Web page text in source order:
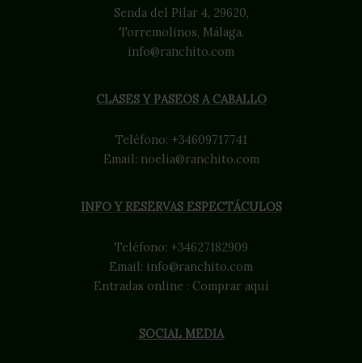
Senda del Pilar 4, 29620,
Torremolinos, Málaga.
info@ranchito.com
CLASES Y PASEOS A CABALLO
Teléfono: +34609717741
Email: noelia@ranchito.com
INFO Y RESERVAS ESPECTÁCULOS
Teléfono: +34627182909
Email: info@ranchito.com
Entradas online : Comprar aquí
SOCIAL MEDIA